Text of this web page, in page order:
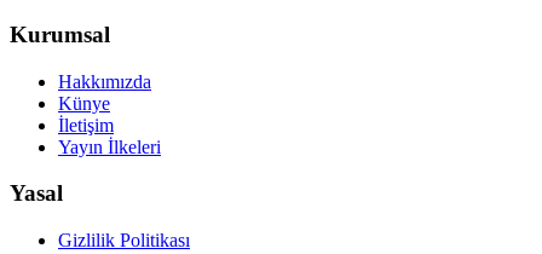
Kurumsal
Hakkımızda
Künye
İletişim
Yayın İlkeleri
Yasal
Gizlilik Politikası